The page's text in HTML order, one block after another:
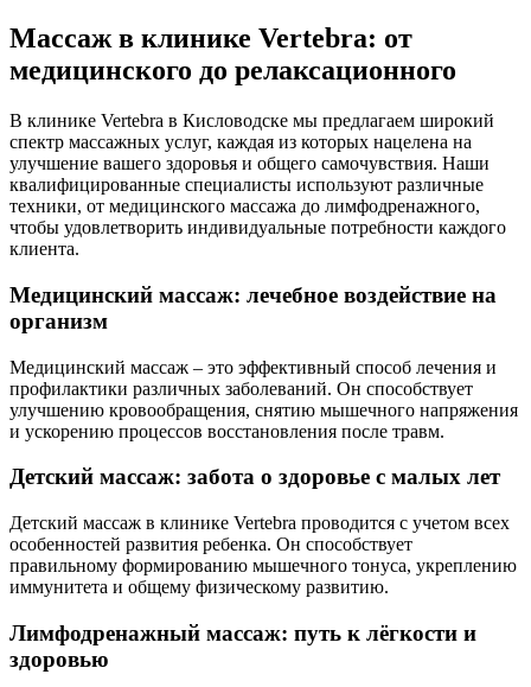
Массаж в клинике Vertebra: от
медицинского до релаксационного
В клинике Vertebra в Кисловодске мы предлагаем широкий
спектр массажных услуг, каждая из которых нацелена на
улучшение вашего здоровья и общего самочувствия. Наши
квалифицированные специалисты используют различные
техники, от медицинского массажа до лимфодренажного,
чтобы удовлетворить индивидуальные потребности каждого
клиента.
Медицинский массаж: лечебное воздействие на
организм
Медицинский массаж – это эффективный способ лечения и
профилактики различных заболеваний. Он способствует
улучшению кровообращения, снятию мышечного напряжения
и ускорению процессов восстановления после травм.
Детский массаж: забота о здоровье с малых лет
Детский массаж в клинике Vertebra проводится с учетом всех
особенностей развития ребенка. Он способствует
правильному формированию мышечного тонуса, укреплению
иммунитета и общему физическому развитию.
Лимфодренажный массаж: путь к лёгкости и
здоровью